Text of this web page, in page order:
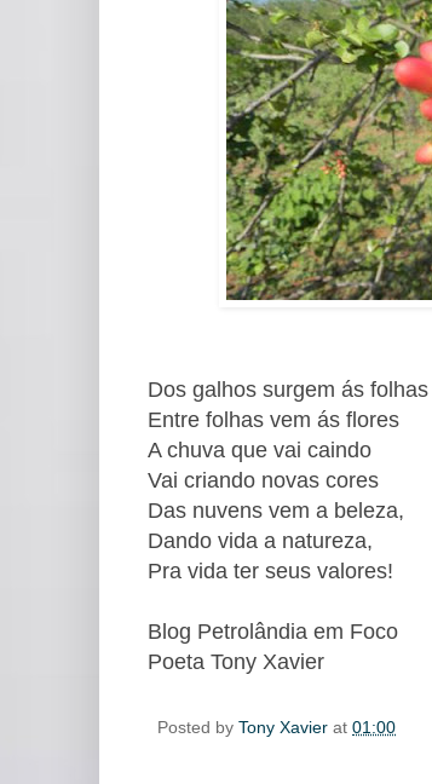
Dos galhos surgem ás folhas
Entre folhas vem ás flores
A chuva que vai caindo
Vai criando novas cores
Das nuvens vem a beleza,
Dando vida a natureza,
Pra vida ter seus valores!
Blog Petrolândia em Foco
Poeta Tony Xavier
Posted by Tony Xavier at 01:00